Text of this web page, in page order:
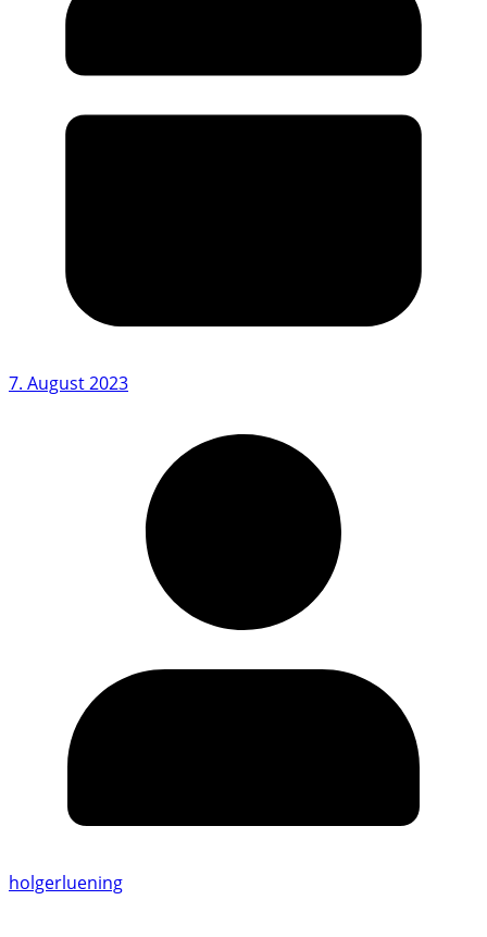
7. August 2023
holgerluening